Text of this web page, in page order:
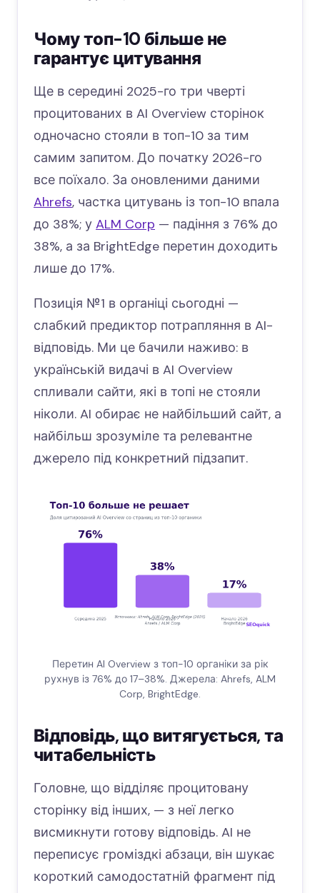
Чому топ-10 більше не
гарантує цитування
Ще в середині 2025-го три чверті
процитованих в AI Overview сторінок
одночасно стояли в топ-10 за тим
самим запитом. До початку 2026-го
все поїхало. За оновленими даними
Ahrefs, частка цитувань із топ-10 впала
до 38%; у ALM Corp — падіння з 76% до
38%, а за BrightEdge перетин доходить
лише до 17%.
Позиція №1 в органіці сьогодні —
слабкий предиктор потрапляння в AI-
відповідь. Ми це бачили наживо: в
українській видачі в AI Overview
спливали сайти, які в топі не стояли
ніколи. AI обирає не найбільший сайт, а
найбільш зрозуміле та релевантне
джерело під конкретний підзапит.
Перетин AI Overview з топ-10 органіки за рік
рухнув із 76% до 17–38%. Джерела: Ahrefs, ALM
Corp, BrightEdge.
Відповідь, що витягується, та
читабельність
Головне, що відділяє процитовану
сторінку від інших, — з неї легко
висмикнути готову відповідь. AI не
переписує громіздкі абзаци, він шукає
короткий самодостатній фрагмент під